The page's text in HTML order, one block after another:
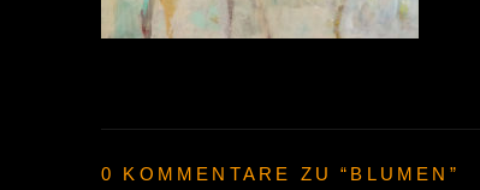
0 KOMMENTARE ZU “ BLUMEN ”